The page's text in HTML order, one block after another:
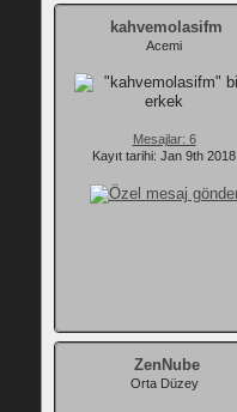
kahvemolasifm
Acemi
Mesajlar: 6
Kayıt tarihi: Jan 9th 2018
ZenNube
Orta Düzey